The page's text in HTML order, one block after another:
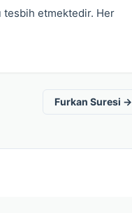
tesbih etmektedir. Her
Furkan Suresi →